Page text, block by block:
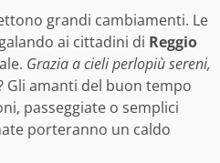
grandi cambiamenti. Le
ai cittadini di Reggio
Grazia a cieli perlopiù sereni,
Gli amanti del buon tempo
passeggiate o semplici
porteranno un caldo